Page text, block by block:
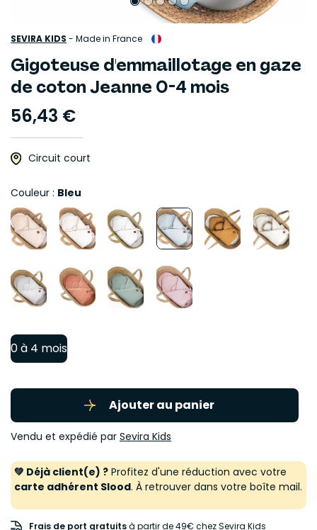
SEVIRA KIDS - Made in France
Gigoteuse d'emmaillotage en gaze
de coton Jeanne 0-4 mois
56,43 €
Circuit court
Couleur : Bleu
0 à 4 mois
Ajouter au panier
Vendu et expédié par Sevira Kids
💚 Déjà client(e) ? Profitez d'une réduction avec votre
carte adhérent Slood. À retrouver dans votre boîte mail.
Frais de port gratuitsà partir de 49€ chez Sevira Kids